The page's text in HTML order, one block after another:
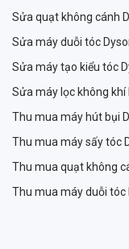
Sửa quạt không cánh
Sửa máy duỗi tóc
Sửa máy tạo kiểu tóc
Sửa máy lọc không khí
Thu mua máy hút bụi
Thu mua máy sấy tóc
Thu mua quạt không
Thu mua máy duỗi tóc